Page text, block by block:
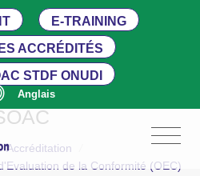
E-TRAINING
ACCRÉDITÉS
STDF ONUDI
Anglais
Accréditation
de la Conformité (OEC)